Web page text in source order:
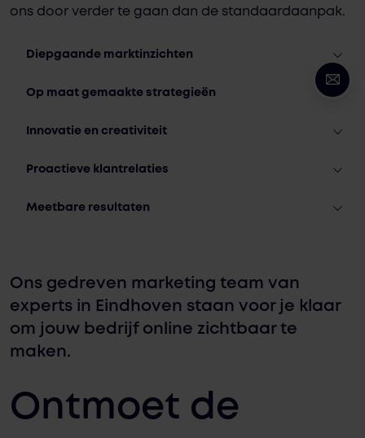
ons door verder te gaan dan de standaardaanpak.
Diepgaande marktinzichten
Op maat gemaakte strategieën
Innovatie en creativiteit
Proactieve klantrelaties
Meetbare resultaten
Ons gedreven marketing team van
experts in Eindhoven staan voor je klaar
om jouw bedrijf online zichtbaar te
maken.
Ontmoet de